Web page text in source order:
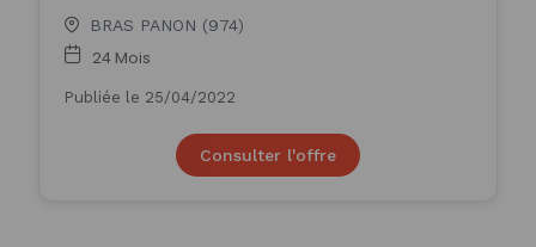
BRAS PANON (974)
24 Mois
Publiée le 25/04/2022
Consulter l'offre